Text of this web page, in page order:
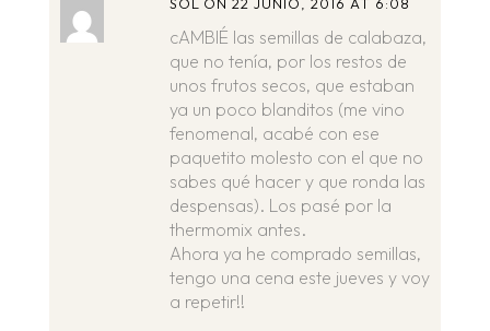
SOL ON 22 JUNIO, 2016 AT 6:08
cAMBIÉ las semillas de calabaza,
que no tenía, por los restos de
unos frutos secos, que estaban
ya un poco blanditos (me vino
fenomenal, acabé con ese
paquetito molesto con el que no
sabes qué hacer y que ronda las
despensas). Los pasé por la
thermomix antes.
Ahora ya he comprado semillas,
tengo una cena este jueves y voy
a repetir!!